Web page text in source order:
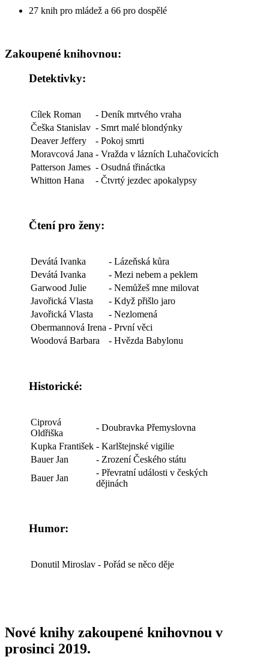
27 knih pro mládež a 66 pro dospělé
Zakoupené knihovnou:
Detektivky:
Cílek Roman
- Deník mrtvého vraha
Češka Stanislav - Smrt malé blondýnky
Deaver Jeffery
- Pokoj smrti
Moravcová Jana - Vražda v lázních Luhačovicích
Patterson James - Osudná třináctka
Whitton Hana
- Čtvrtý jezdec apokalypsy
Čtení pro ženy:
Devátá Ivanka
- Lázeňská kůra
Devátá Ivanka
- Mezi nebem a peklem
Garwood Julie
- Nemůžeš mne milovat
Javořická Vlasta
- Když přišlo jaro
Javořická Vlasta
- Nezlomená
Obermannová Irena - První věci
Woodová Barbara
- Hvězda Babylonu
Historické:
Ciprová
Oldřiška
- Doubravka Přemyslovna
Kupka František - Karlštejnské vigilie
Bauer Jan
- Zrození Českého státu
Bauer Jan
- Převratní události v českých
dějinách
Humor:
Donutil Miroslav - Pořád se něco děje
Nové knihy zakoupené knihovnou v
prosinci 2019.